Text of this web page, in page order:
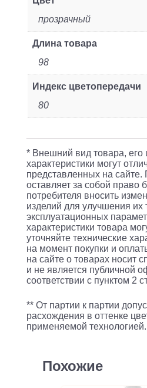
прозрачный
Длина товара
98
Индекс цветопередачи
80
* Внешний вид товара, его
характеристики могут
представленных на сайте.
оставляет за собой право
потребителя вносить
изделий для улучшения их
эксплуатационных
характеристики товара
уточняйте технические
на момент покупки и
на сайте о товарах носит
и не является публичной
соответствии с пунктом 2
** От партии к партии
расхождения в оттенке
применяемой технологией.
Похожие